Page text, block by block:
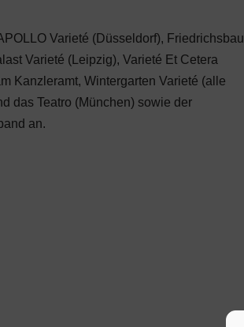
Varieté (Düsseldorf), Friedrichsbau
Varieté (Leipzig), Varieté Et Cetera
Kanzleramt, Wintergarten Varieté (alle
das Teatro (München) sowie der
an.